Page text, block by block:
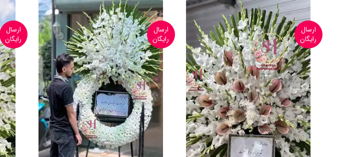
ارسال
رایگان
ارسال
رایگان
ارسال
رایگان